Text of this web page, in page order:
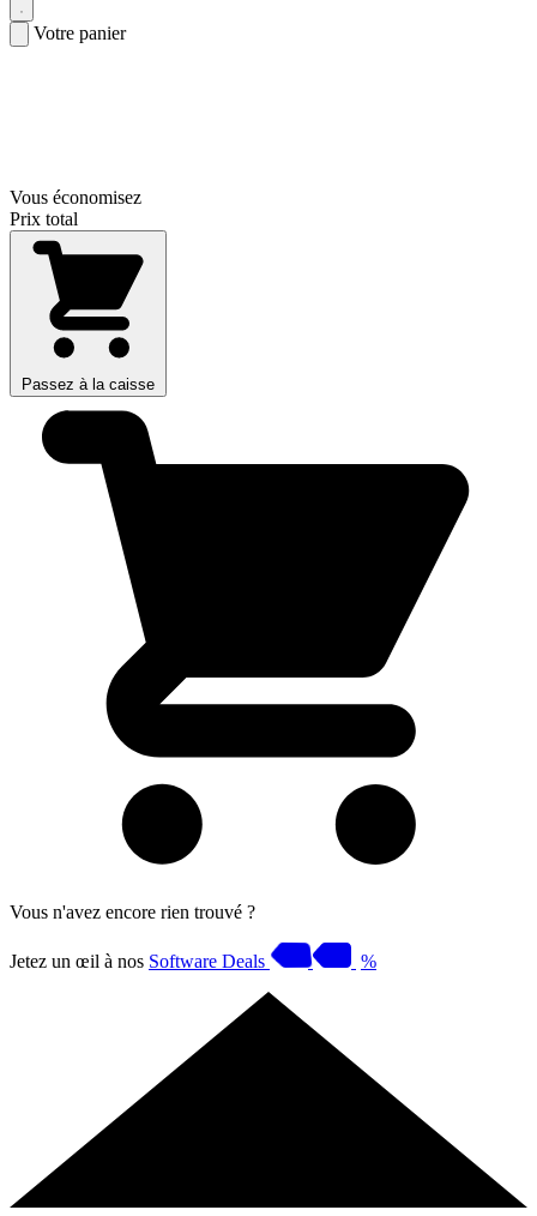
Votre panier
Vous économisez
Prix total
Passez à la caisse
Vous n'avez encore rien trouvé ?
Jetez un œil à nos Software Deals %